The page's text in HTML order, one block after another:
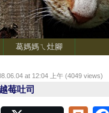
葛媽媽ㄟ灶腳
at 12:04 上午 (4049 views)
莓吐司